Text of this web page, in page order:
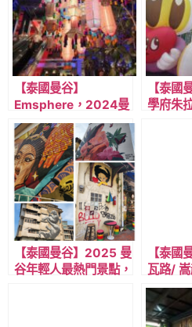
【泰國曼谷】
Emsphere，2024曼
谷最新購物商場/交通
攻略/商場特色/樓層簡
介/美食推薦/精選店
家，近BTS Phrom
Phong 澎蓬站
【泰國
學府朱
【泰國曼谷】2025 曼
谷年輕人最熱門景點，
【泰國
瓦路/
質感香
Aesop